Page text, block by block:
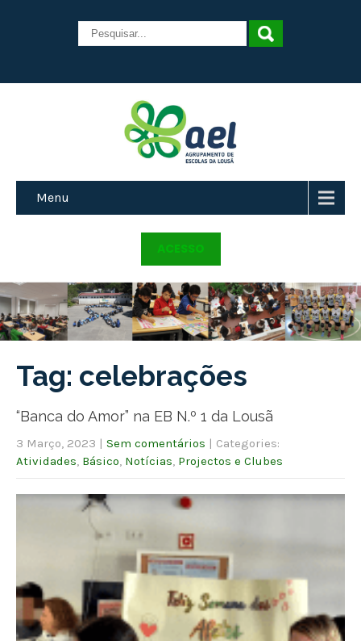
Menu
ACESSO
Tag: celebrações
“Banca do Amor” na EB N.º 1 da Lousã
3 Março, 2023 | Sem comentários | Categories:
Atividades Básico Notícias Projectos e Clubes